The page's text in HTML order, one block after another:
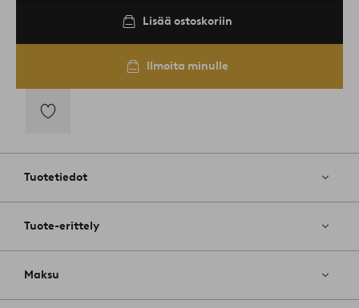
Lisää ostoskoriin
Ilmoita minulle
suosikkeihin
Tuotetiedot
Tuote-erittely
Maksu